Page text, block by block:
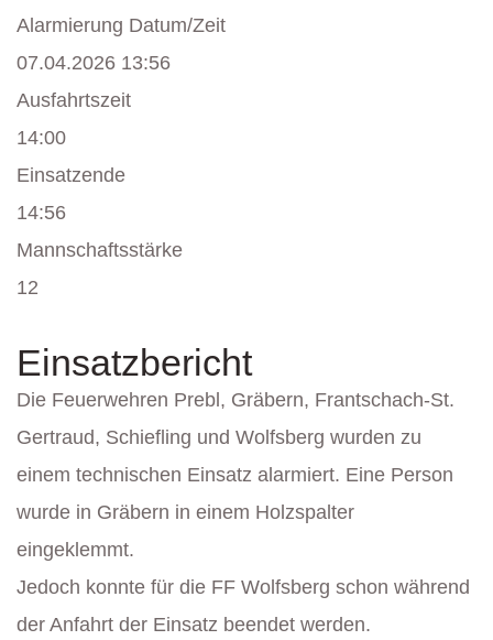
Alarmierung Datum/Zeit
07.04.2026 13:56
Ausfahrtszeit
14:00
Einsatzende
14:56
Mannschaftsstärke
12
Einsatzbericht
Die Feuerwehren Prebl, Gräbern, Frantschach-St.
Gertraud, Schiefling und Wolfsberg wurden zu
einem technischen Einsatz alarmiert. Eine Person
wurde in Gräbern in einem Holzspalter
eingeklemmt.
Jedoch konnte für die FF Wolfsberg schon während
der Anfahrt der Einsatz beendet werden.